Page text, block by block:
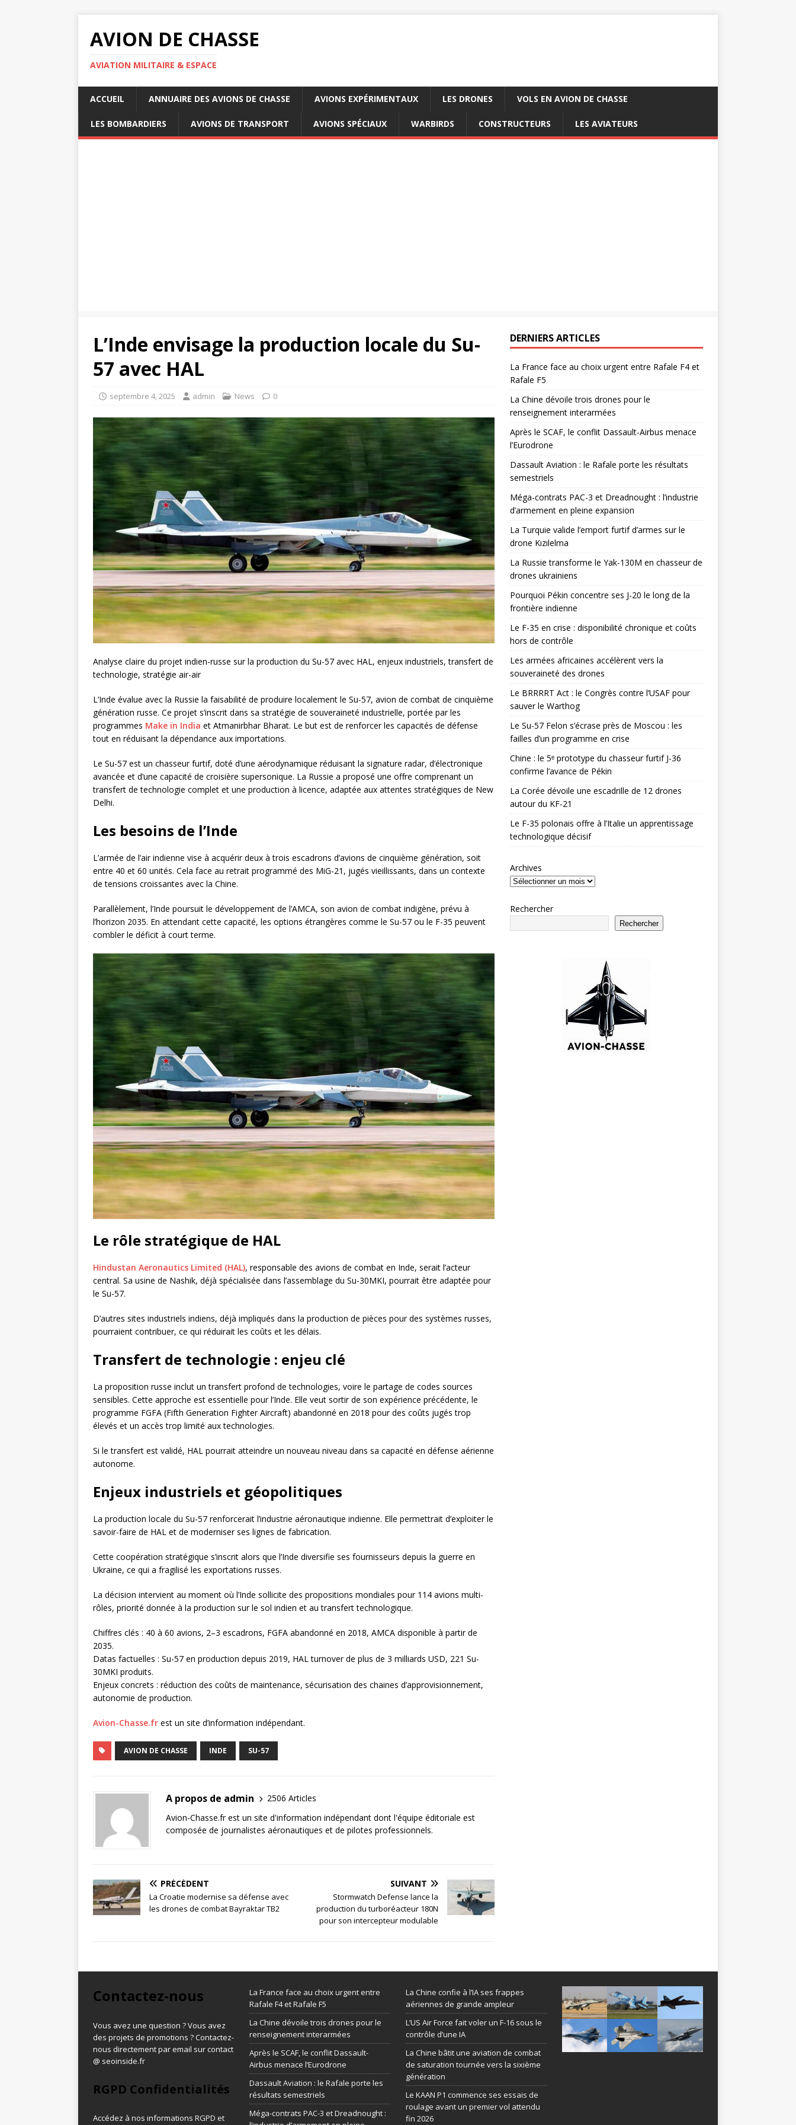
AVION DE CHASSE
AVIATION MILITAIRE & ESPACE
ACCUEIL ANNUAIRE DES AVIONS DE CHASSE AVIONS EXPÉRIMENTAUX LES DRONES VOLS EN AVION DE CHASSE
LES BOMBARDIERS AVIONS DE TRANSPORT AVIONS SPÉCIAUX WARBIRDS CONSTRUCTEURS LES AVIATEURS
L’Inde envisage la production locale du Su-
57 avec HAL
septembre 4, 2025 admin News 0
Analyse claire du projet indien-russe sur la production du Su-57 avec HAL, enjeux industriels, transfert de
technologie, stratégie air-air
L’Inde évalue avec la Russie la faisabilité de produire localement le Su-57, avion de combat de cinquième
génération russe. Ce projet s’inscrit dans sa stratégie de souveraineté industrielle, portée par les
programmes Make in India et Atmanirbhar Bharat. Le but est de renforcer les capacités de défense
tout en réduisant la dépendance aux importations.
Le Su-57 est un chasseur furtif, doté d’une aérodynamique réduisant la signature radar, d’électronique
avancée et d’une capacité de croisière supersonique. La Russie a proposé une offre comprenant un
transfert de technologie complet et une production à licence, adaptée aux attentes stratégiques de New
Delhi.
Les besoins de l’Inde
L’armée de l’air indienne vise à acquérir deux à trois escadrons d’avions de cinquième génération, soit
entre 40 et 60 unités. Cela face au retrait programmé des MiG-21, jugés vieillissants, dans un contexte
de tensions croissantes avec la Chine.
Parallèlement, l’Inde poursuit le développement de l’AMCA, son avion de combat indigène, prévu à
l’horizon 2035. En attendant cette capacité, les options étrangères comme le Su-57 ou le F-35 peuvent
combler le déficit à court terme.
Le rôle stratégique de HAL
Hindustan Aeronautics Limited (HAL), responsable des avions de combat en Inde, serait l’acteur
central. Sa usine de Nashik, déjà spécialisée dans l’assemblage du Su-30MKI, pourrait être adaptée pour
le Su-57.
D’autres sites industriels indiens, déjà impliqués dans la production de pièces pour des systèmes russes,
pourraient contribuer, ce qui réduirait les coûts et les délais.
Transfert de technologie : enjeu clé
La proposition russe inclut un transfert profond de technologies, voire le partage de codes sources
sensibles. Cette approche est essentielle pour l’Inde. Elle veut sortir de son expérience précédente, le
programme FGFA (Fifth Generation Fighter Aircraft) abandonné en 2018 pour des coûts jugés trop
élevés et un accès trop limité aux technologies.
Si le transfert est validé, HAL pourrait atteindre un nouveau niveau dans sa capacité en défense aérienne
autonome.
Enjeux industriels et géopolitiques
La production locale du Su-57 renforcerait l’industrie aéronautique indienne. Elle permettrait d’exploiter le
savoir-faire de HAL et de moderniser ses lignes de fabrication.
Cette coopération stratégique s’inscrit alors que l’Inde diversifie ses fournisseurs depuis la guerre en
Ukraine, ce qui a fragilisé les exportations russes.
La décision intervient au moment où l’Inde sollicite des propositions mondiales pour 114 avions multi-
rôles, priorité donnée à la production sur le sol indien et au transfert technologique.
Chiffres clés : 40 à 60 avions, 2–3 escadrons, FGFA abandonné en 2018, AMCA disponible à partir de
2035.
Datas factuelles : Su-57 en production depuis 2019, HAL turnover de plus de 3 milliards USD, 221 Su-
30MKI produits.
Enjeux concrets : réduction des coûts de maintenance, sécurisation des chaines d’approvisionnement,
autonomie de production.
Avion-Chasse.fr est un site d’information indépendant.
AVION DE CHASSE INDE SU-57
A propos de admin
2506 Articles
Avion-Chasse.fr est un site d'information indépendant dont l'équipe éditoriale est
composée de journalistes aéronautiques et de pilotes professionnels.
PRÉCÉDENT
La Croatie modernise sa défense avec
les drones de combat Bayraktar TB2
SUIVANT
Stormwatch Defense lance la
production du turboréacteur 180N
pour son intercepteur modulable
DERNIERS ARTICLES
La France face au choix urgent entre Rafale F4 et
Rafale F5
La Chine dévoile trois drones pour le
renseignement interarmées
Après le SCAF, le conflit Dassault-Airbus menace
l’Eurodrone
Dassault Aviation : le Rafale porte les résultats
semestriels
Méga-contrats PAC-3 et Dreadnought : l’industrie
d’armement en pleine expansion
La Turquie valide l’emport furtif d’armes sur le
drone Kızılelma
La Russie transforme le Yak-130M en chasseur de
drones ukrainiens
Pourquoi Pékin concentre ses J-20 le long de la
frontière indienne
Le F-35 en crise : disponibilité chronique et coûts
hors de contrôle
Les armées africaines accélèrent vers la
souveraineté des drones
Le BRRRRT Act : le Congrès contre l’USAF pour
sauver le Warthog
Le Su-57 Felon s’écrase près de Moscou : les
failles d’un programme en crise
Chine : le 5ᵉ prototype du chasseur furtif J-36
confirme l’avance de Pékin
La Corée dévoile une escadrille de 12 drones
autour du KF-21
Le F-35 polonais offre à l’Italie un apprentissage
technologique décisif
Archives
Rechercher
Rechercher
Contactez-nous
Vous avez une question ? Vous avez
des projets de promotions ? Contactez-
nous directement par email sur contact
@ seoinside.fr
RGPD Confidentialités
Accédez à nos informations RGPD et
La France face au choix urgent entre
Rafale F4 et Rafale F5
La Chine dévoile trois drones pour le
renseignement interarmées
Après le SCAF, le conflit Dassault-
Airbus menace l’Eurodrone
Dassault Aviation : le Rafale porte les
résultats semestriels
Méga-contrats PAC-3 et Dreadnought :
La Chine confie à l’IA ses frappes
aériennes de grande ampleur
L’US Air Force fait voler un F-16 sous le
contrôle d’une IA
La Chine bâtit une aviation de combat
de saturation tournée vers la sixième
génération
Le KAAN P1 commence ses essais de
roulage avant un premier vol attendu
fin 2026